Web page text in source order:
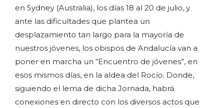
en Sydney (Australia), los días 18 al 20 de julio, y
ante las dificultades que plantea un
desplazamiento tan largo para la mayoría de
nuestros jóvenes, los obispos de Andalucía van a
poner en marcha un “Encuentro de jóvenes”, en
esos mismos días, en la aldea del Rocío. Donde,
siguiendo el lema de dicha Jornada, habrá
conexiones en directo con los diversos actos que